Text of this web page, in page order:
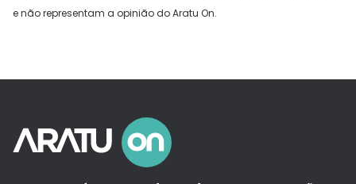
e não representam a opinião do Aratu On.